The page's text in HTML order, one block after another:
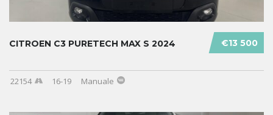
€13 500
CITROEN C3 PURETECH MAX S 2024
22154 16-19 Manuale